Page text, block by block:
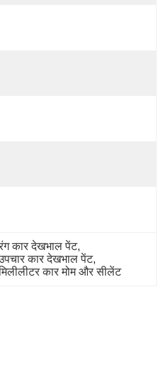
कार देखभाल पेंट,
कार देखभाल पेंट,
कार मोम और सीलेंट